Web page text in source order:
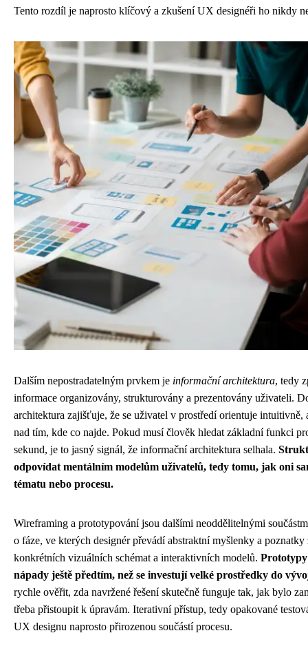
Tento rozdíl je naprosto klíčový a zkušení UX designéři ho nikdy
Dalším nepostradatelným prvkem je informační architektura, tedy
informace organizovány, strukturovány a prezentovány uživateli.
architektura zajišťuje, že se uživatel v prostředí orientuje intuitivně,
nad tím, kde co najde. Pokud musí člověk hledat základní funkci
sekund, je to jasný signál, že informační architektura selhala.
odpovídat mentálním modelům uživatelů, tedy tomu, jak oni
tématu nebo procesu.
Wireframing a prototypování jsou dalšími neoddělitelnými
o fáze, ve kterých designér převádí abstraktní myšlenky a
konkrétních vizuálních schémat a interaktivních modelů.
nápady ještě předtím, než se investují velké prostředky do
rychle ověřit, zda navržené řešení skutečně funguje tak, jak bylo
třeba přistoupit k úpravám. Iterativní přístup, tedy opakované
UX designu naprosto přirozenou součástí procesu.